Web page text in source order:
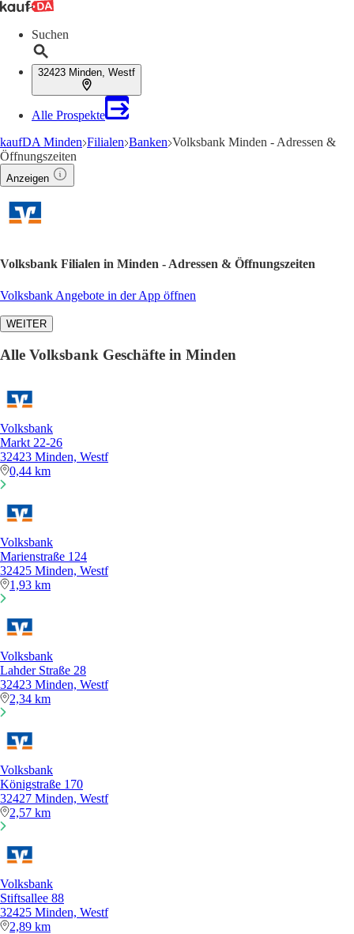
Suchen
32423 Minden, Westf
Alle Prospekte
kaufDA Minden Filialen Banken Volksbank Minden - Adressen &
Öffnungszeiten
Anzeigen
Volksbank Filialen in Minden - Adressen & Öffnungszeiten
Volksbank Angebote in der App öffnen
WEITER
Alle Volksbank Geschäfte in Minden
Volksbank
Markt 22-26
32423 Minden, Westf
0,44 km
Volksbank
Marienstraße 124
32425 Minden, Westf
1,93 km
Volksbank
Lahder Straße 28
32423 Minden, Westf
2,34 km
Volksbank
Königstraße 170
32427 Minden, Westf
2,57 km
Volksbank
Stiftsallee 88
32425 Minden, Westf
2,89 km